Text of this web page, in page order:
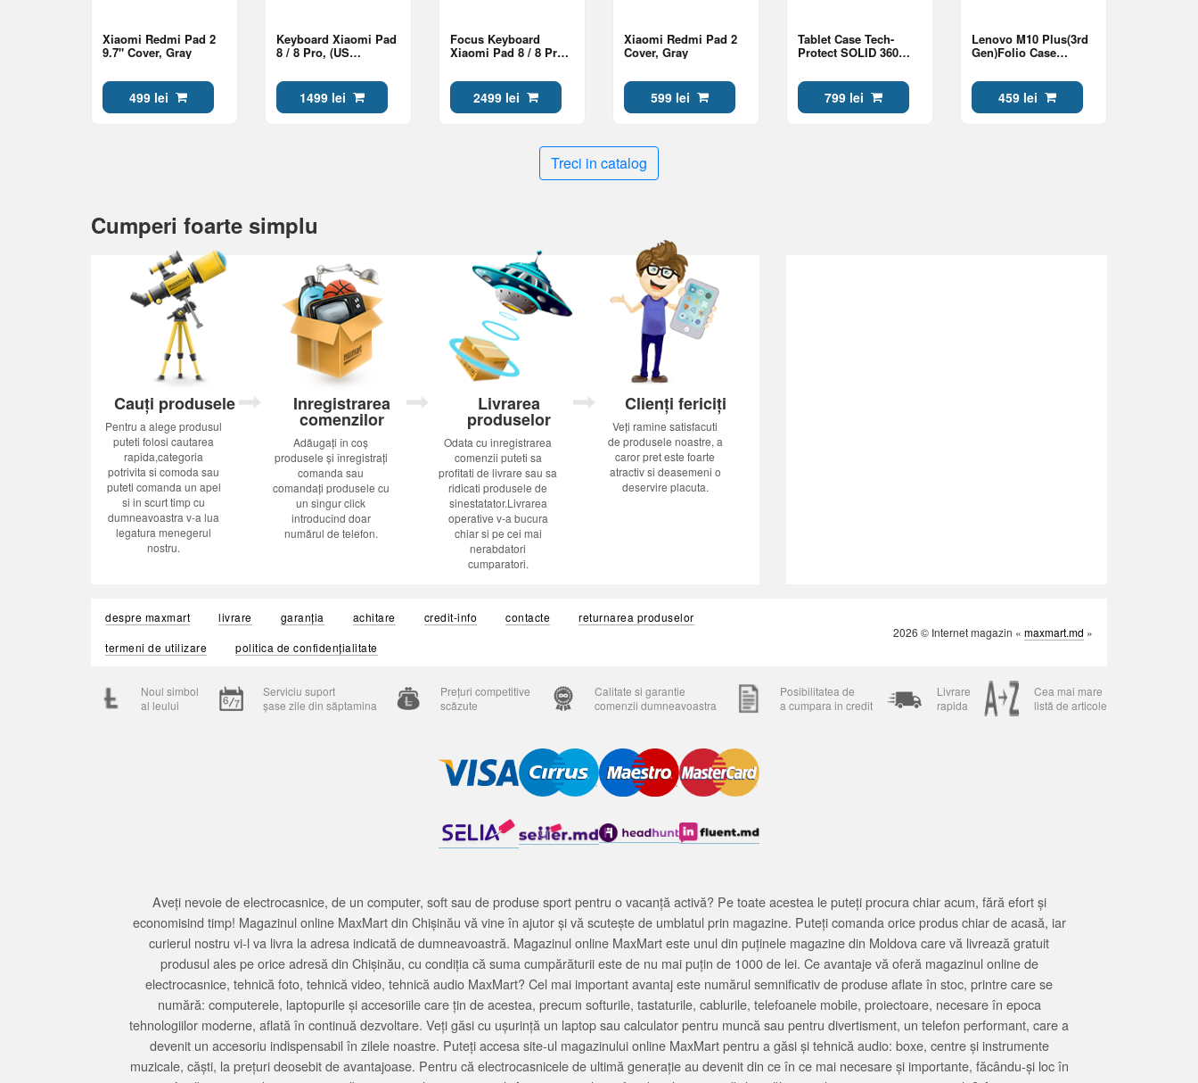
Xiaomi Redmi Pad 2
9.7" Cover, Gray
499 lei
Keyboard Xiaomi Pad
8 / 8 Pro, (US
1499 lei
Focus Keyboard
Xiaomi Pad 8 / 8 Pro,
2499 lei
Xiaomi Redmi Pad 2
Cover, Gray
599 lei
Tablet Case Tech-
Protect SOLID 360
Black
799 lei
Lenovo M10 Plus(3rd
Gen)Folio Case
459 lei
Treci in catalog
Cumperi foarte simplu
Cauți produsele
Pentru a alege produsul
puteti folosi cautarea
rapida,categoria
potrivita si comoda sau
puteti comanda un apel
si in scurt timp cu
dumneavoastra v-a lua
legatura menegerul
nostru.
Inregistrarea
comenzilor
Adăugați în coș
produsele și înregistrați
comanda sau
comandați produsele cu
un singur click
introducînd doar
numărul de telefon.
Livrarea
produselor
Odata cu inregistrarea
comenzii puteti sa
profitati de livrare sau sa
ridicati produsele de
sinestatator.Livrarea
operative v-a bucura
chiar si pe cei mai
nerabdatori
cumparatori.
Clienți fericiți
Veți ramine satisfacuti
de produsele noastre, a
caror pret este foarte
atractiv si deasemeni o
deservire placuta.
despre maxmart livrare garanția achitare credit-info contacte
returnarea produselor
termeni de utilizare
politica de confidențialitate
2026 © Internet magazin « maxmart.md »
Noul simbol
al leului
Serviciu suport
șase zile din săptamina
Prețuri competitive
scăzute
Calitate si garantie
comenzii dumneavoastra
Posibilitatea de
a cumpara in credit
Livrare
rapida
Cea mai mare
listă de articole
Aveți nevoie de electrocasnice, de un computer, soft sau de produse sport pentru o vacanță activă? Pe toate acestea le puteți procura chiar acum, fără efort și
economisind timp! Magazinul online MaxMart din Chișinău vă vine în ajutor și vă scutește de umblatul prin magazine. Puteți comanda orice produs chiar de acasă, iar
curierul nostru vi-l va livra la adresa indicată de dumneavoastră. Magazinul online MaxMart este unul din puținele magazine din Moldova care vă livrează gratuit
produsul ales pe orice adresă din Chișinău, cu condiția că suma cumpărăturii este de nu mai puțin de 1000 de lei. Ce avantaje vă oferă magazinul online de
electrocasnice, tehnică foto, tehnică video, tehnică audio MaxMart? Cel mai important avantaj este numărul semnificativ de produse aflate în stoc, printre care se
numără: computerele, laptopurile și accesoriile care țin de acestea, precum softurile, tastaturile, cablurile, telefoanele mobile, proiectoare, necesare în epoca
tehnologiilor moderne, aflată în continuă dezvoltare. Veți găsi cu ușurință un laptop sau calculator pentru muncă sau pentru divertisment, un telefon performant, care a
devenit un accesoriu indispensabil în zilele noastre. Puteți accesa site-ul magazinului online MaxMart pentru a găsi și tehnică audio: boxe, centre și instrumente
muzicale, căști, la prețuri deosebit de avantajoase. Pentru că electrocasnicele de ultimă generație au devenit din ce în ce mai necesare și importante, făcându-și loc în